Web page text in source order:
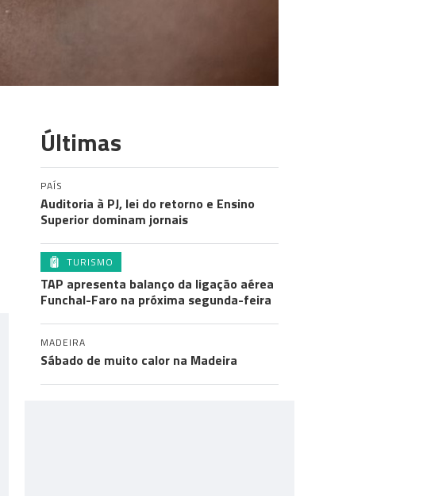
Últimas
PAÍS
Auditoria à PJ, lei do retorno e Ensino
Superior dominam jornais
TURISMO
TAP apresenta balanço da ligação aérea
Funchal-Faro na próxima segunda-feira
MADEIRA
Sábado de muito calor na Madeira